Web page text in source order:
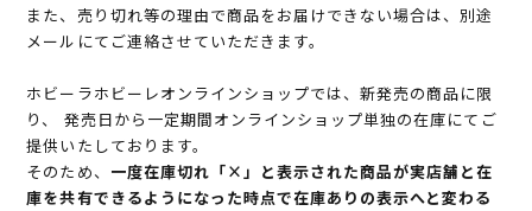
また、売り切れ等の理由で商品をお届けできない場合は、別途
メールにてご連絡させていただきます。
ホビーラホビーレオンラインショップでは、新発売の商品に限
り、 発売日から一定期間オンラインショップ単独の在庫にてご
提供いたしております。
そのため、 一度在庫切れ「×」と表示された商品が実店舗と在
庫を共有できるようになった時点で在庫ありの表示へと変わる